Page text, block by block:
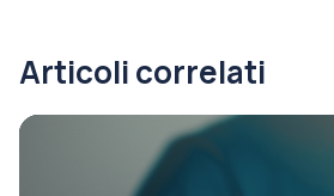
Articoli correlati